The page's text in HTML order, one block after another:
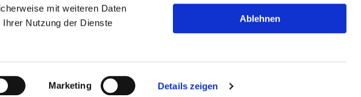
mit weiteren Daten
Nutzung der Dienste
Marketing Details zeigen
Ablehnen
Informationspflicht